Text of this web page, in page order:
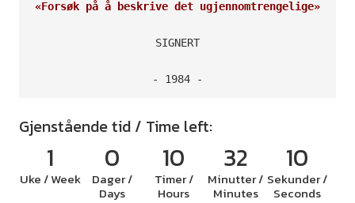
«Forsøk på å beskrive det ugjennomtrengelige»
SIGNERT
- 1984 -
Gjenstående tid / Time left:
1
Uke / Week
0
Dager /
Days
10
Timer /
Hours
32
Minutter /
Minutes
9
Sekunder /
Seconds